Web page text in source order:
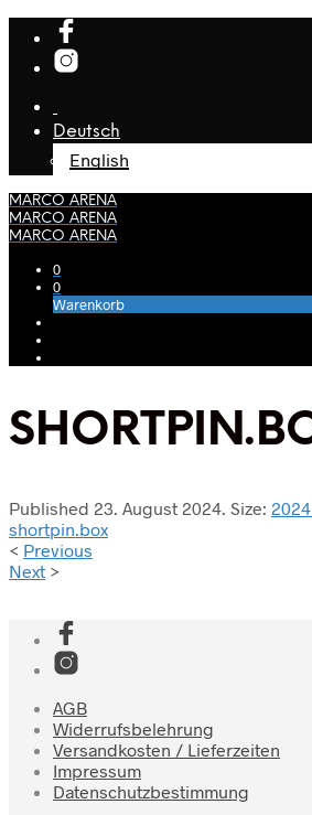
Deutsch
English
MARCO ARENA
MARCO ARENA
MARCO ARENA
0
0
Warenkorb
Published 23. August 2024. Size:
shortpin.box
< Previous
Next >
AGB
Widerrufsbelehrung
Versandkosten / Lieferzeiten
Impressum
Datenschutzbestimmung